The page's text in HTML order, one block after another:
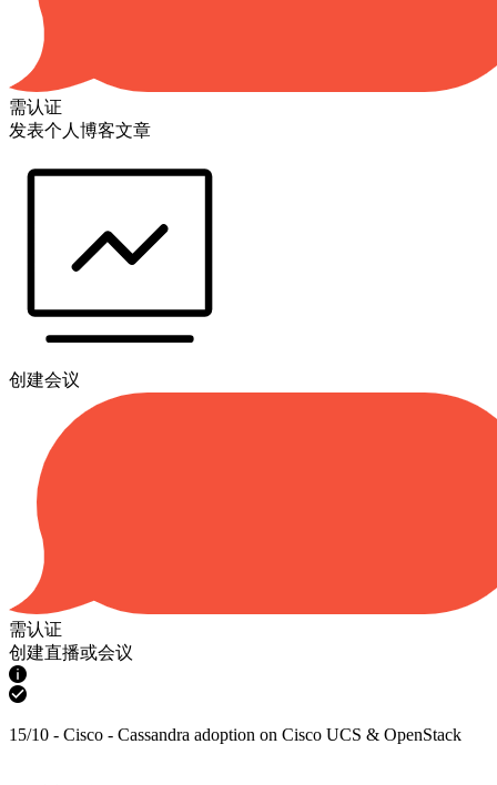
需认证
发表个人博客文章
创建会议
需认证
创建直播或会议
15/10 - Cisco - Cassandra adoption on Cisco UCS & OpenStack